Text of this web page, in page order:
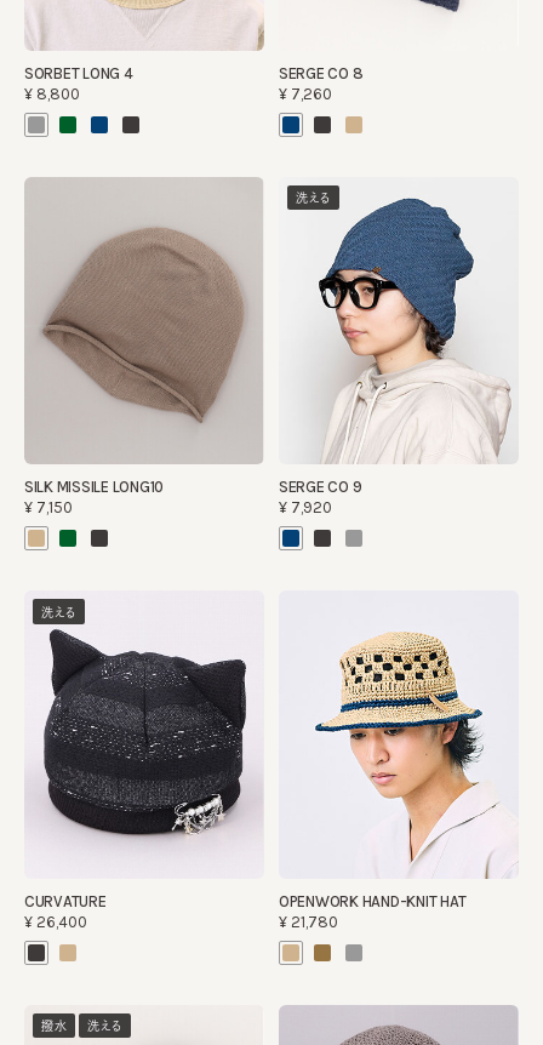
SORBET LONG 4
¥8,800
SERGE CO 8
¥7,260
SILK MISSILE LONG10
¥7,150
洗える
SERGE CO 9
¥7,920
洗える
CURVATURE
¥26,400
OPENWORK HAND-KNIT HAT
¥21,780
撥水 洗える